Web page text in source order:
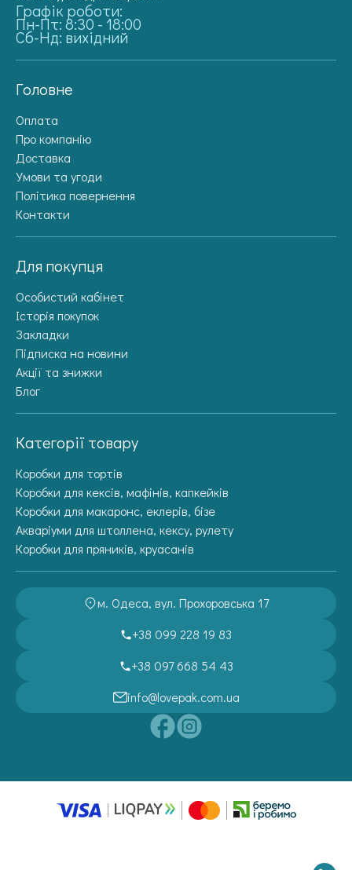
Графік роботи:
Пн-Пт: 8:30 - 18:00
Сб-Нд: вихідний
Головне
Оплата
Про компанію
Доставка
Умови та угоди
Політика повернення
Контакти
Для покупця
Особистий кабінет
Історія покупок
Закладки
Підписка на новини
Акції та знижки
Блог
Категорії товару
Коробки для тортів
Коробки для кексів, мафінів, капкейків
Коробки для макаронс, еклерів, бізе
Акваріуми для штоллена, кексу, рулету
Коробки для пряників, круасанів
м. Одеса, вул. Прохоровська 17
+38 099 228 19 83
+38 097 668 54 43
info@lovepak.com.ua